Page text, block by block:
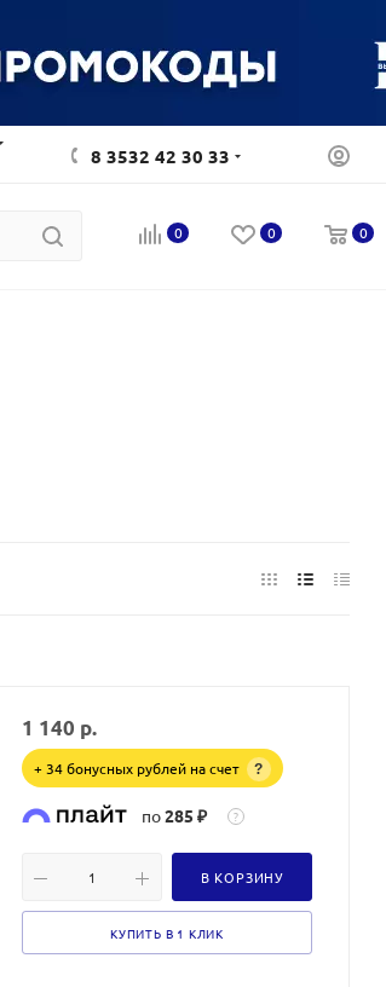
8 3532 42 30 33
0 0 0
1 140 р.
+ 34 бонусных рублей на счет ?
по285 ₽ ?
В КОРЗИНУ
КУПИТЬ В 1 КЛИК